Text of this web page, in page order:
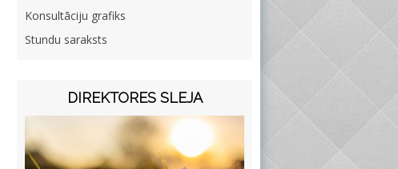
Konsultāciju grafiks
Stundu saraksts
DIREKTORES SLEJA